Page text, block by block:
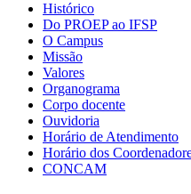
Histórico
Do PROEP ao IFSP
O Campus
Missão
Valores
Organograma
Corpo docente
Ouvidoria
Horário de Atendimento
Horário dos
CONCAM